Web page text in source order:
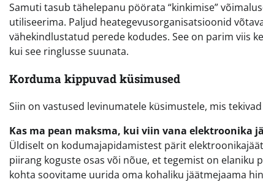
Samuti tasub tähelepanu pöörata “kinkimise”
utiliseerima. Paljud heategevusorganisatsioonid
vähekindlustatud perede kodudes. See on parim viis
kui see ringlusse suunata.
Korduma kippuvad küsimused
Siin on vastused levinumatele küsimustele, mis
Kas ma pean maksma, kui viin vana elektroonika
Üldiselt on kodumajapidamistest pärit
piirang koguste osas või nõue, et tegemist on
kohta soovitame uurida oma kohaliku jäätmejaama